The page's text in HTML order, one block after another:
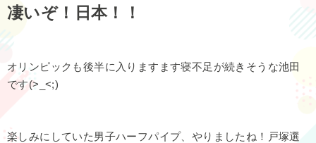
凄いぞ！日本！！
オリンピックも後半に入りますます寝不足が続きそうな池田
です(>_<;)
楽しみにしていた男子ハーフパイプ、やりましたね！戸塚選